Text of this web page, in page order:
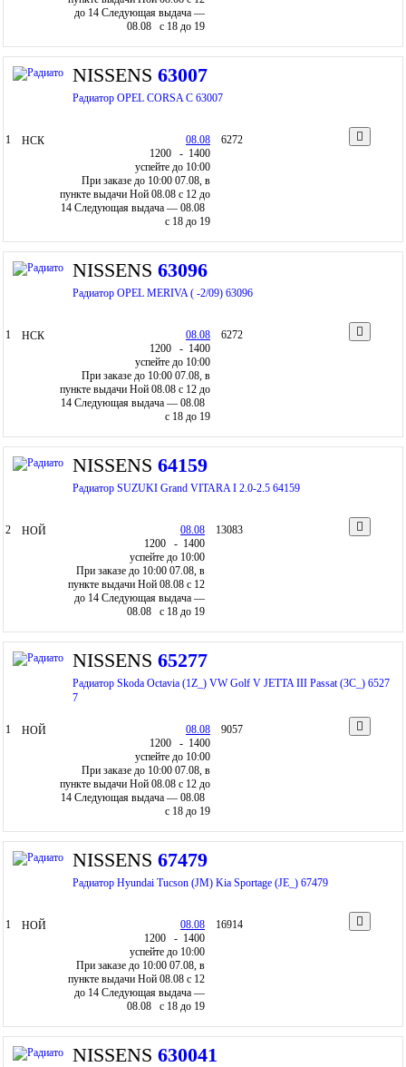
до 14 Следующая выдача —
08.08 c 18 до 19
NISSENS 63007
Радиатор OPEL CORSA C 63007
1 НСК
08.08
1200 - 1400
успейте до 10:00
При заказе до 10:00 07.08, в
пункте выдачи Ной 08.08 c 12 до
14 Следующая выдача — 08.08
c 18 до 19
6272
NISSENS 63096
Радиатор OPEL MERIVA ( -2/09) 63096
1 НСК
08.08
1200 - 1400
успейте до 10:00
При заказе до 10:00 07.08, в
пункте выдачи Ной 08.08 c 12 до
14 Следующая выдача — 08.08
c 18 до 19
6272
NISSENS 64159
Радиатор SUZUKI Grand VITARA I 2.0-2.5 64159
2 НОЙ
08.08
1200 - 1400
успейте до 10:00
При заказе до 10:00 07.08, в
пункте выдачи Ной 08.08 c 12
до 14 Следующая выдача —
08.08 c 18 до 19
13083
NISSENS 65277
Радиатор Skoda Octavia (1Z_) VW Golf V JETTA III Passat (3C_) 6527
7
1 НОЙ
08.08
1200 - 1400
успейте до 10:00
При заказе до 10:00 07.08, в
пункте выдачи Ной 08.08 c 12 до
14 Следующая выдача — 08.08
c 18 до 19
9057
NISSENS 67479
Радиатор Hyundai Tucson (JM) Kia Sportage (JE_) 67479
1 НОЙ
08.08
1200 - 1400
успейте до 10:00
При заказе до 10:00 07.08, в
пункте выдачи Ной 08.08 c 12
до 14 Следующая выдача —
08.08 c 18 до 19
16914
NISSENS 630041